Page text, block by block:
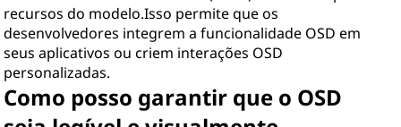
recursos do modelo.Isso permite que os
desenvolvedores integrem a funcionalidade OSD em
seus aplicativos ou criem interações OSD
personalizadas.
Como posso garantir que o OSD